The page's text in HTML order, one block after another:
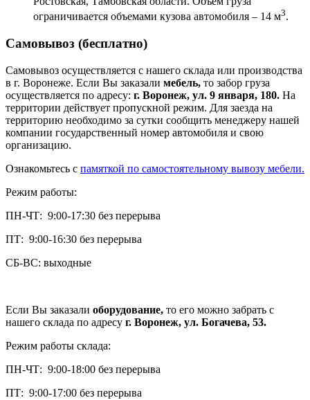
ограничивается объемами кузова автомобиля – 14 м3.
Самовывоз (бесплатно)
Самовывоз осуществляется с нашего склада или производства
в г. Воронеже. Если Вы заказали мебель, то забор груза
осуществляется по адресу: г. Воронеж, ул. 9 января, 180. На
территории действует пропускной режим. Для заезда на
территорию необходимо за сутки сообщить менеджеру нашей
компании государственный номер автомобиля и свою
организацию.
Ознакомьтесь с памяткой по самостоятельному вывозу мебели.
Режим работы:
ПН-ЧТ: 9:00-17:30 без перерыва
ПТ: 9:00-16:30 без перерыва
СБ-ВС: выходные
Если Вы заказали оборудование, то его можно забрать с
нашего склада по адресу г. Воронеж, ул. Богачева, 53.
Режим работы склада:
ПН-ЧТ: 9:00-18:00 без перерыва
ПТ: 9:00-17:00 без перерыва